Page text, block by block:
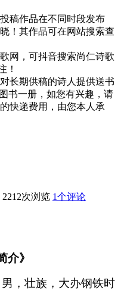
稿作品在不同时段发布
！其作品可在网站搜索查
网，可抖音搜索尚仁诗歌
！
长期供稿的诗人提供送书
书一册，如您有兴趣，请
快递费用，由您本人承
2212次浏览 1个评论
介》
，壮族，大办钢铁时